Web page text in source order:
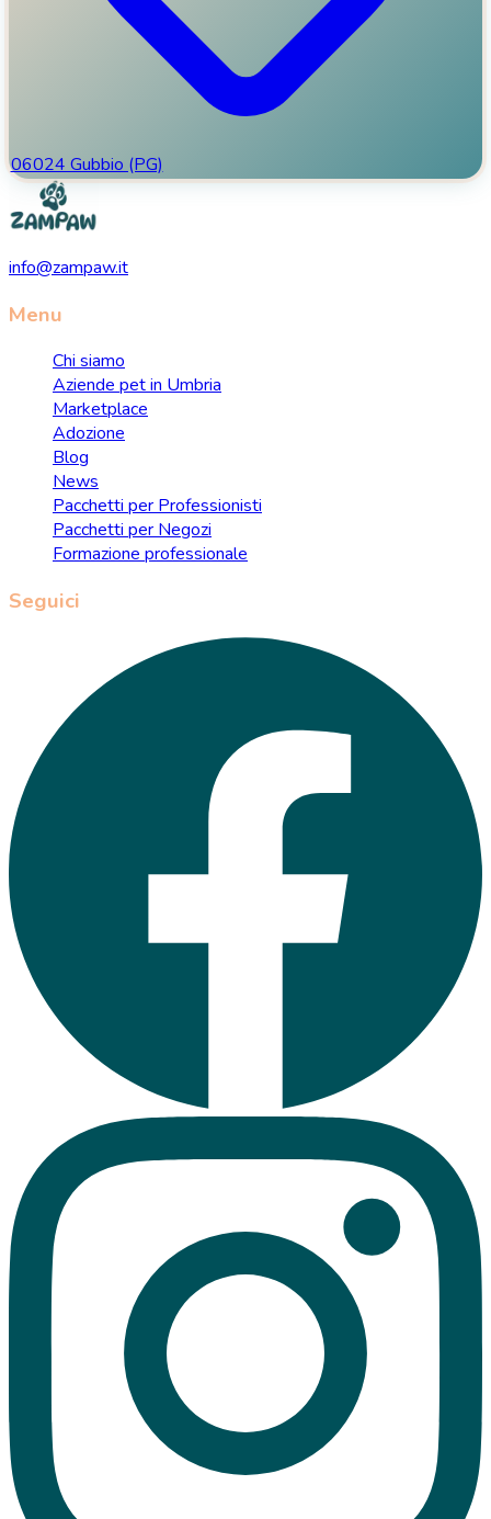
06024 Gubbio (PG)
info@zampaw.it
Menu
Chi siamo
Aziende pet in Umbria
Marketplace
Adozione
Blog
News
Pacchetti per Professionisti
Pacchetti per Negozi
Formazione professionale
Seguici